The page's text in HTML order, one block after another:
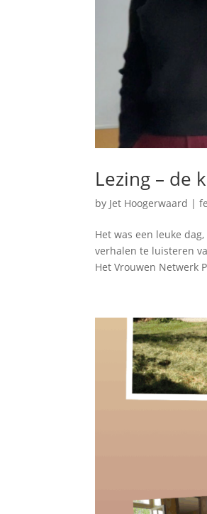
Lezing – de
by Jet Hoogerwaard |
Het was een leuke
verhalen te luisteren
Het Vrouwen Netwerk